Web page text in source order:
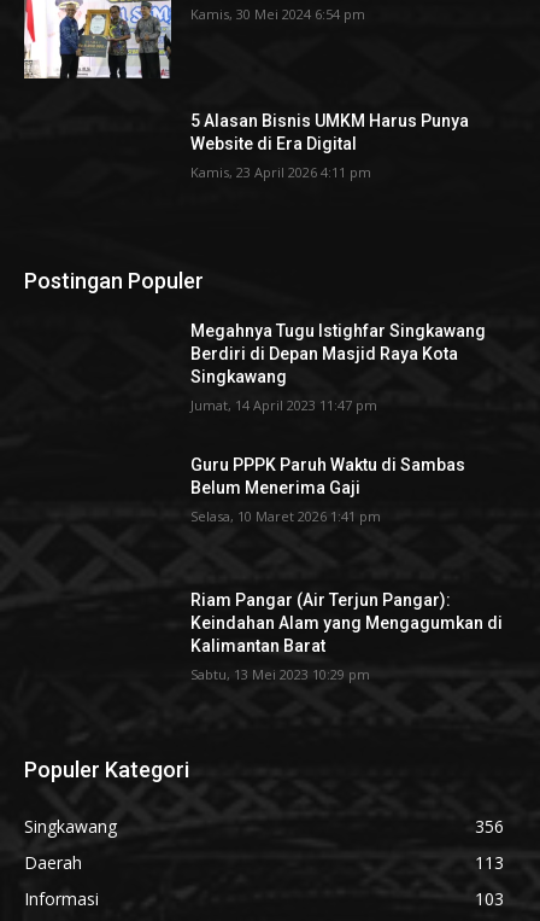
Kamis, 30 Mei 2024 6:54 pm
5 Alasan Bisnis UMKM Harus Punya
Website di Era Digital
Kamis, 23 April 2026 4:11 pm
Postingan Populer
Megahnya Tugu Istighfar Singkawang
Berdiri di Depan Masjid Raya Kota
Singkawang
Jumat, 14 April 2023 11:47 pm
Guru PPPK Paruh Waktu di Sambas
Belum Menerima Gaji
Selasa, 10 Maret 2026 1:41 pm
Riam Pangar (Air Terjun Pangar):
Keindahan Alam yang Mengagumkan di
Kalimantan Barat
Sabtu, 13 Mei 2023 10:29 pm
Populer Kategori
Singkawang
356
Daerah
113
Informasi
103